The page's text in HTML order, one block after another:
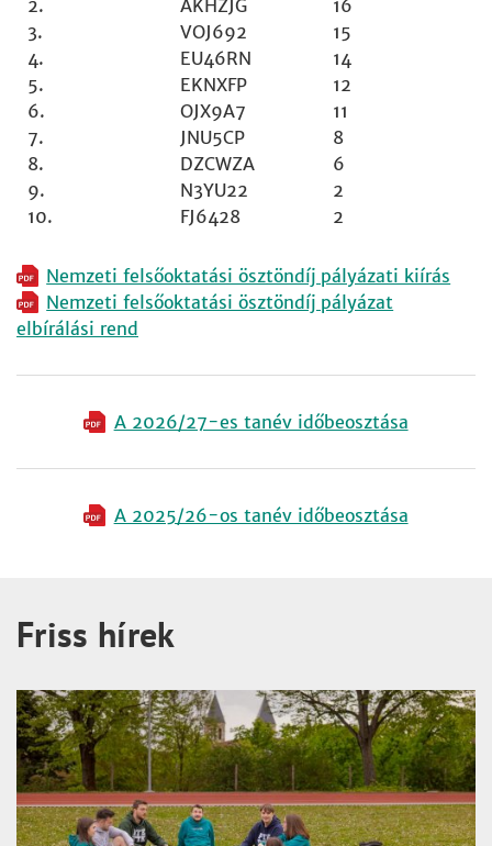
2.
AKHZJG
16
3.
VOJ692
15
4.
EU46RN
14
5.
EKNXFP
12
6.
OJX9A7
11
7.
JNU5CP
8
8.
DZCWZA
6
9.
N3YU22
2
10.
FJ6428 2
Nemzeti felsőoktatási ösztöndíj pályázati kiírás
Nemzeti felsőoktatási ösztöndíj pályázat
elbírálási rend
A 2026/27-es tanév időbeosztása
A 2025/26-os tanév időbeosztása
Friss hírek